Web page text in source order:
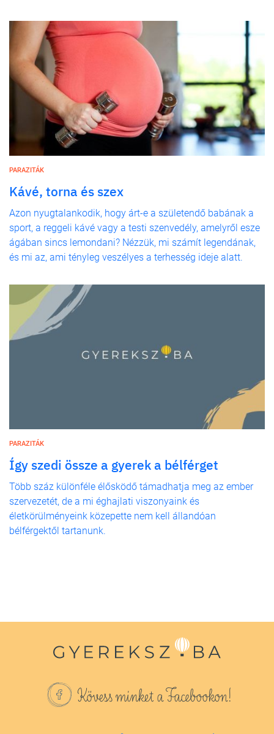
PARAZITÁK
Kávé, torna és szex
Azon nyugtalankodik, hogy árt-e a születendő babának a
sport, a reggeli kávé vagy a testi szenvedély, amelyről esze
ágában sincs lemondani? Nézzük, mi számít legendának,
és mi az, ami tényleg veszélyes a terhesség ideje alatt.
PARAZITÁK
Így szedi össze a gyerek a bélférget
Több száz különféle élősködő támadhatja meg az ember
szervezetét, de a mi éghajlati viszonyaink és
életkörülményeink közepette nem kell állandóan
bélférgektől tartanunk.
Kövess minket a Facebookon!